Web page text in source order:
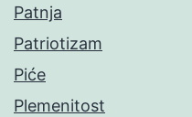
Patnja
Patriotizam
Piće
Plemenitost